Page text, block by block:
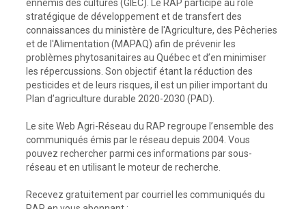
ennemis des cultures (GIEC). Le RAP participe au rôle
stratégique de développement et de transfert des
connaissances du ministère de l'Agriculture, des Pêcheries
et de l'Alimentation (MAPAQ) afin de prévenir les
problèmes phytosanitaires au Québec et d’en minimiser
les répercussions. Son objectif étant la réduction des
pesticides et de leurs risques, il est un pilier important du
Plan d’agriculture durable 2020-2030 (PAD).
Le site Web Agri-Réseau du RAP regroupe l’ensemble des
communiqués émis par le réseau depuis 2004. Vous
pouvez rechercher parmi ces informations par sous-
réseau et en utilisant le moteur de recherche.
Recevez gratuitement par courriel les communiqués du